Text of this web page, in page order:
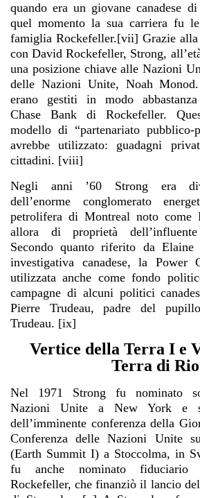
quando era un giovane canadese
quel momento la sua carriera fu
famiglia Rockefeller.[vii] Grazie alla
con David Rockefeller, Strong,
una posizione chiave alle Nazioni
delle Nazioni Unite, Noah
erano gestiti in modo
Chase Bank di Rockefeller.
modello di “partenariato pubblico-
avrebbe utilizzato: guadagni
cittadini. [viii]
Negli anni ’60 Strong era
dell’enorme conglomerato
petrolifera di Montreal noto come
allora di proprietà
Secondo quanto riferito da Elaine
investigativa canadese, la Power
utilizzata anche come fondo
campagne di alcuni politici
Pierre Trudeau, padre del
Trudeau. [ix]
Vertice della Terra I e
Terra di Rio
Nel 1971 Strong fu nominato
Nazioni Unite a New York e
dell’imminente conferenza della
Conferenza delle Nazioni Unite
(Earth Summit I) a Stoccolma, in
fu anche nominato fiduciario
Rockefeller, che finanziò il lancio